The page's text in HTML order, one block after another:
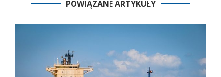
POWIĄZANE ARTYKUŁY